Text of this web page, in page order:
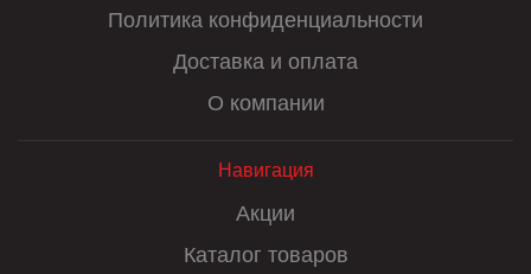
Политика конфиденциальности
Доставка и оплата
О компании
Навигация
Акции
Каталог товаров